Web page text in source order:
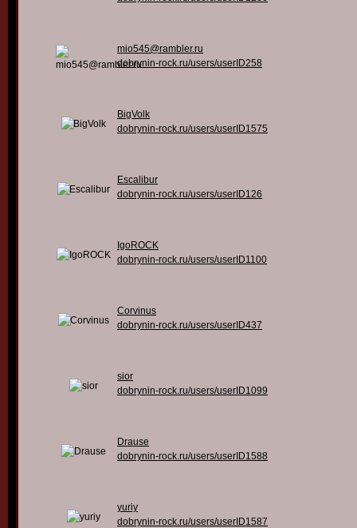
mio545@rambler.ru
dobrynin-rock.ru/users/userID258
BigVolk
dobrynin-rock.ru/users/userID1575
Escalibur
dobrynin-rock.ru/users/userID126
IgoROCK
dobrynin-rock.ru/users/userID1100
Corvinus
dobrynin-rock.ru/users/userID437
sior
dobrynin-rock.ru/users/userID1099
Drause
dobrynin-rock.ru/users/userID1588
yuriy
dobrynin-rock.ru/users/userID1587